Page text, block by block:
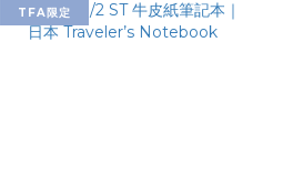
TFA限定